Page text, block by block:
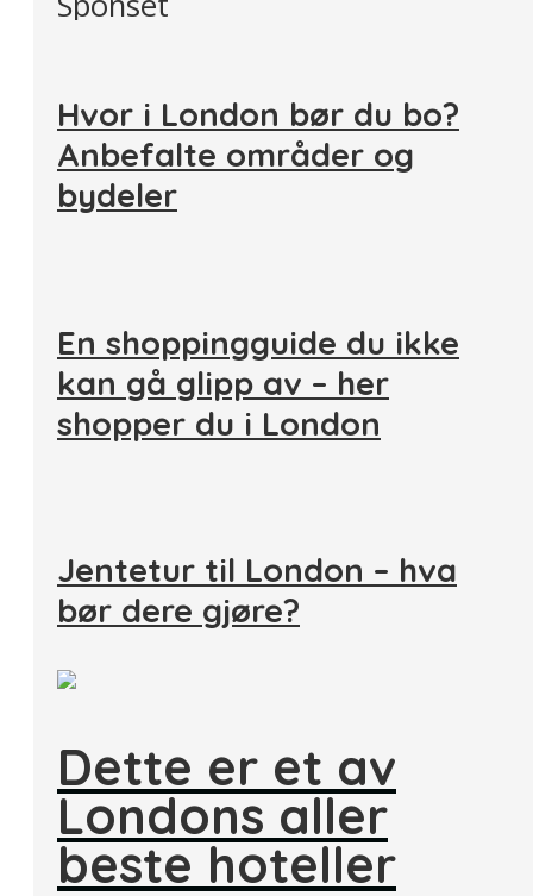
Hvor i London bør du bo?
Anbefalte områder og
bydeler
En shoppingguide du ikke
kan gå glipp av – her
shopper du i London
Jentetur til London – hva
bør dere gjøre?
Dette er et av
Londons aller
beste hoteller